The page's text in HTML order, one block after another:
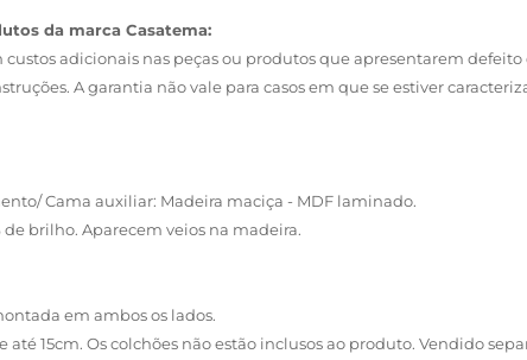
da marca Casatema:
adicionais nas peças ou produtos que apresentarem
A garantia não vale para casos em que se estiver
Cama auxiliar: Madeira maciça - MDF laminado.
brilho. Aparecem veios na madeira.
em ambos os lados.
até 15cm. Os colchões não estão inclusos ao produto. Vendido